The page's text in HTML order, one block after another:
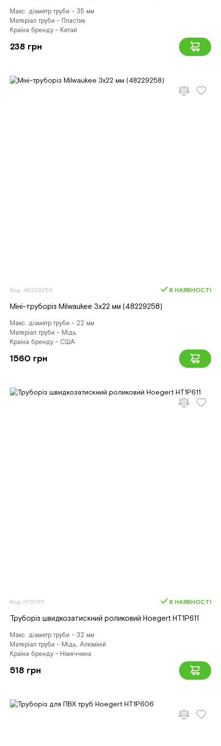
Макс. діаметр труби - 35 мм
Матеріал труби - Пластик
Країна бренду - Китай
238 грн
Код: 48229258 В НАЯВНОСТІ
Міні-труборіз Milwaukee 3х22 мм (48229258)
Макс. діаметр труби - 22 мм
Матеріал труби - Мідь
Країна бренду - США
1560 грн
Код: HT1P611 В НАЯВНОСТІ
Труборіз швидкозатискний роликовий Hoegert HT1P611
Макс. діаметр труби - 32 мм
Матеріал труби - Мідь, Алюміній
Країна бренду - Німеччина
518 грн